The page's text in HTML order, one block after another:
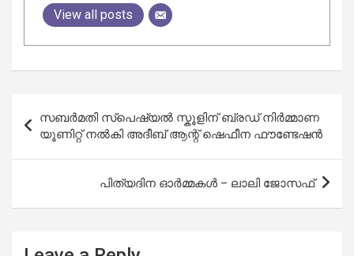
View all posts
navigation
സബർമതി സ്പെഷ്യൽ സ്കൂളിന് ബ്രഡ് നിർമ്മാണ
യൂണിറ്റ് നൽകി അദീബ് ആന്റ് ഷെഫീന ഫൗണ്ടേഷൻ
പിത്യദിന ഓര്‍മ്മകള്‍ – ലാലി ജോസഫ്